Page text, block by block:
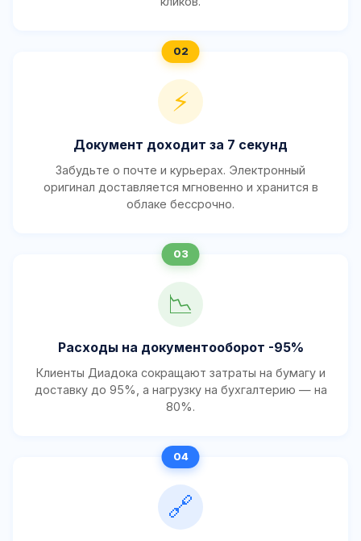
⚡
Документ доходит за 7 секунд
Забудьте о почте и курьерах. Электронный
оригинал доставляется мгновенно и хранится в
облаке бессрочно.
📉
Расходы на документооборот -95%
Клиенты Диадока сокращают затраты на бумагу и
доставку до 95%, а нагрузку на бухгалтерию — на
80%.
🔗